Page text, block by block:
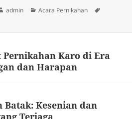
Author
admin Categories
Acara Pernikahan
Pernikahan Karo di Era
dan Harapan
Kesenian dan
Terjaga